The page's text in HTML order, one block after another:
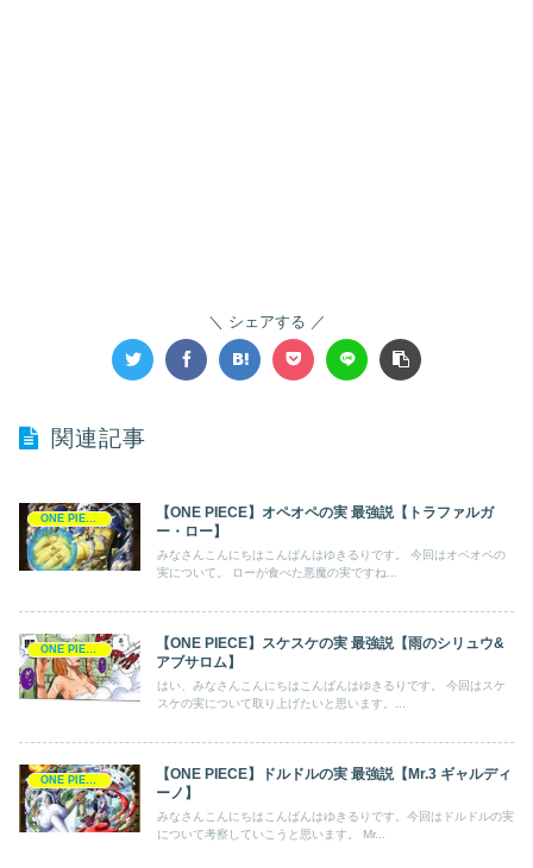
シェアする
関連記事
ONE PIECE
【ONE PIECE】オペオペの実 最強説【トラファルガ
ー・ロー】
みなさんこんにちはこんばんはゆきるりです。 今回はオペオペの
実について。 ローが食べた悪魔の実ですね...
ONE PIECE
【ONE PIECE】スケスケの実 最強説【雨のシリュウ&
アブサロム】
はい、みなさんこんにちはこんばんはゆきるりです。 今回はスケ
スケの実について取り上げたいと思います。...
ONE PIECE
【ONE PIECE】ドルドルの実 最強説【Mr.3 ギャルディ
ーノ】
みなさんこんにちはこんばんはゆきるりです。今回はドルドルの実
について考察していこうと思います。 Mr...